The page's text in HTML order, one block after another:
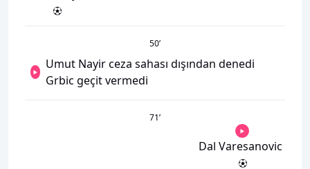
50’
Umut Nayir ceza sahası dışından denedi
Grbic geçit vermedi
71’
Dal Varesanovic